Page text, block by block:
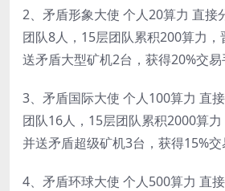
2、矛盾形象大使 个人20算力 直接
团队8人，15层团队累积200算力
送矛盾大型矿机2台，获得20%交易
3、矛盾国际大使 个人100算力 直
团队16人，15层团队累积2000算
并送矛盾超级矿机3台，获得15%交
4、矛盾环球大使 个人500算力 直